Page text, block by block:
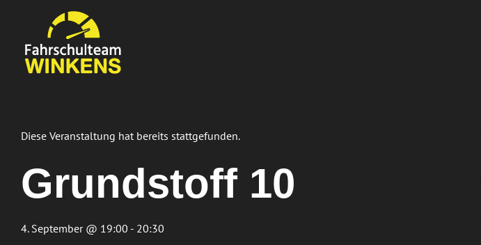
springen
Diese Veranstaltung hat bereits stattgefunden.
Grundstoff 10
4. September @ 19:00 - 20:30